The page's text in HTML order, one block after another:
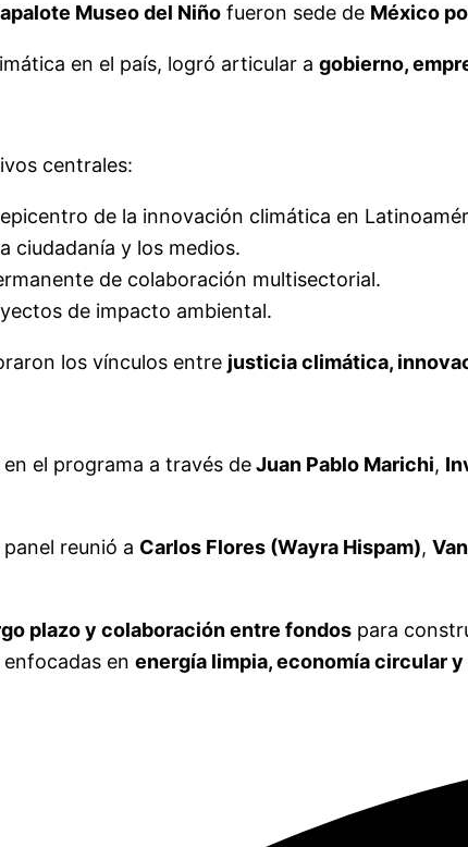
Museo del Niño fueron sede de México
en el país, logró articular a gobierno,
centrales:
de la innovación climática en
ciudadanía y los medios.
de colaboración multisectorial.
de impacto ambiental.
los vínculos entre justicia climática,
el programa a través deJuan Pablo Marichi,
panel reunió a Carlos Flores (Wayra Hispam),
plazo y colaboración entre fondos para
en energía limpia, economía circular